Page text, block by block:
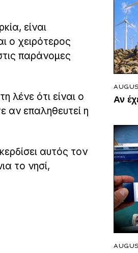
είναι
ο χειρότερος
παράνομες
λένε ότι είναι ο
αν επαληθευτεί η
αυτός τον
το νησί,
Αν